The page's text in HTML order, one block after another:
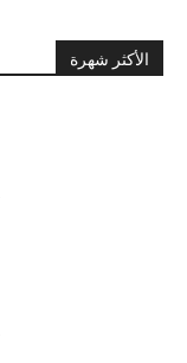
الأكثر شهرة